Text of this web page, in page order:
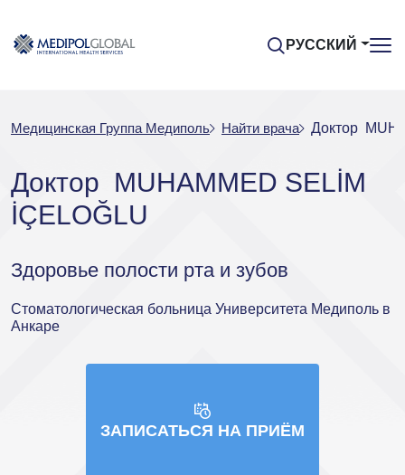
РУССКИЙ
Медицинская Группа Медиполь Найти врача Доктор
Доктор MUHAMMED SELİM
İÇELOĞLU
Здоровье полости рта и зубов
Стоматологическая больница Университета Медиполь в
Анкаре
ЗАПИСАТЬСЯ НА ПРИЁМ